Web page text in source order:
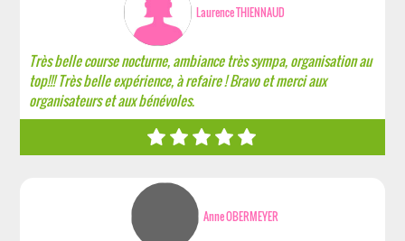
Laurence THIENNAUD
Très belle course nocturne, ambiance très sympa, organisation au
top!!! Très belle expérience, à refaire ! Bravo et merci aux
organisateurs et aux bénévoles.
Anne OBERMEYER